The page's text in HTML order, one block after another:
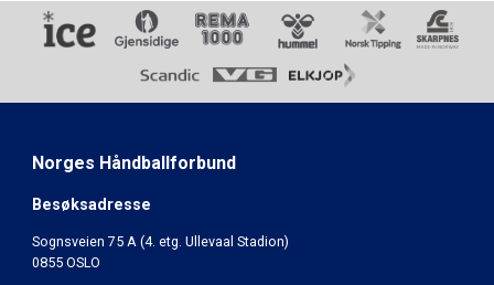
Norges Håndballforbund
Besøksadresse
Sognsveien 75 A (4. etg. Ullevaal Stadion)
0855 OSLO